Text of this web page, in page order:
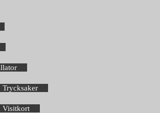
Trycksaker
Visitkort